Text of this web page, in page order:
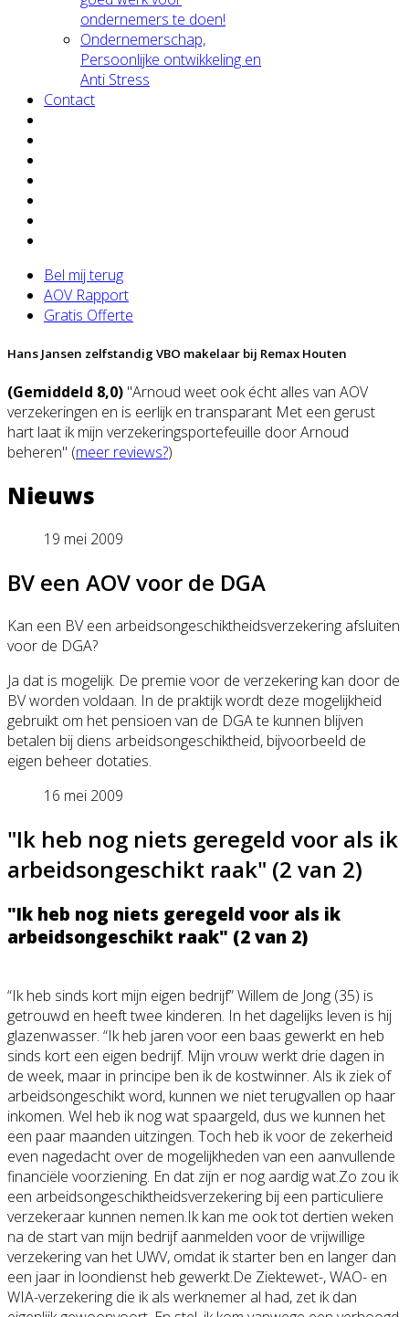
ondernemers te doen!
Ondernemerschap,
Persoonlijke ontwikkeling en
Anti Stress
Contact
Bel mij terug
AOV Rapport
Gratis Offerte
Hans Jansen zelfstandig VBO makelaar bij Remax Houten
(Gemiddeld 8,0) "Arnoud weet ook écht alles van AOV
verzekeringen en is eerlijk en transparant Met een gerust
hart laat ik mijn verzekeringsportefeuille door Arnoud
beheren" (meer reviews?)
Nieuws
19 mei 2009
BV een AOV voor de DGA
Kan een BV een arbeidsongeschiktheidsverzekering afsluiten
voor de DGA?
Ja dat is mogelijk. De premie voor de verzekering kan door de
BV worden voldaan. In de praktijk wordt deze mogelijkheid
gebruikt om het pensioen van de DGA te kunnen blijven
betalen bij diens arbeidsongeschiktheid, bijvoorbeeld de
eigen beheer dotaties.
16 mei 2009
"Ik heb nog niets geregeld voor als ik
arbeidsongeschikt raak" (2 van 2)
"Ik heb nog niets geregeld voor als ik
arbeidsongeschikt raak" (2 van 2)
“Ik heb sinds kort mijn eigen bedrijf” Willem de Jong (35) is
getrouwd en heeft twee kinderen. In het dagelijks leven is hij
glazenwasser. “Ik heb jaren voor een baas gewerkt en heb
sinds kort een eigen bedrijf. Mijn vrouw werkt drie dagen in
de week, maar in principe ben ik de kostwinner. Als ik ziek of
arbeidsongeschikt word, kunnen we niet terugvallen op haar
inkomen. Wel heb ik nog wat spaargeld, dus we kunnen het
een paar maanden uitzingen. Toch heb ik voor de zekerheid
even nagedacht over de mogelijkheden van een aanvullende
financiële voorziening. En dat zijn er nog aardig wat.Zo zou ik
een arbeidsongeschiktheidsverzekering bij een particuliere
verzekeraar kunnen nemen.Ik kan me ook tot dertien weken
na de start van mijn bedrijf aanmelden voor de vrijwillige
verzekering van het UWV, omdat ik starter ben en langer dan
een jaar in loondienst heb gewerkt.De Ziektewet-, WAO- en
WIA-verzekering die ik als werknemer al had, zet ik dan